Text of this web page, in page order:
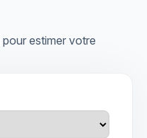
estimer votre